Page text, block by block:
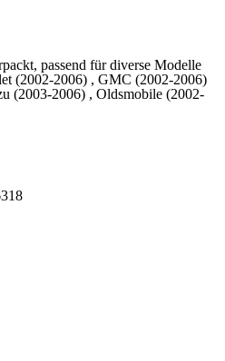
passend für diverse Modelle
(2002-2006) , GMC (2002-2006)
(2003-2006) , Oldsmobile (2002-